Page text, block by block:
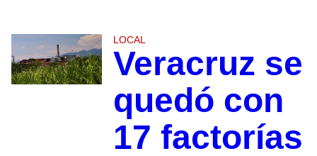
LOCAL
Veracruz se
quedó con
17 factorías